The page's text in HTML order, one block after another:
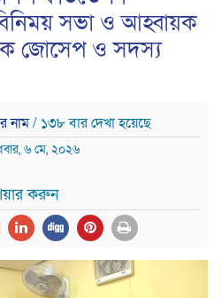
সভা ও আহ্বায়ক
জোসেপ ও সদস্য
নাম/ ১৩৮ বার দেখা হয়েছে
৬ মে, ২০২৬
করুন